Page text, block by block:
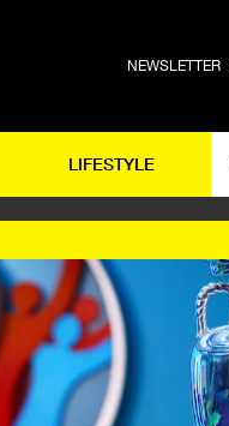
NEWSLETTER
LIFESTYLE